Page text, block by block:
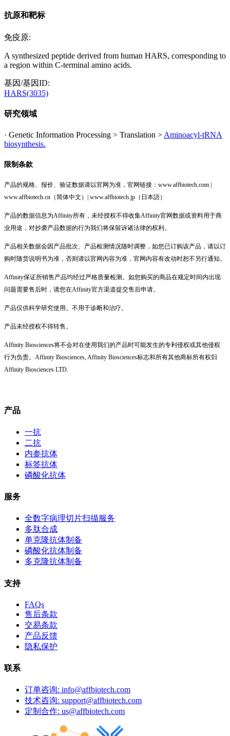
抗原和靶标
免疫原:
A synthesized peptide derived from human HARS, corresponding to
a region within C-terminal amino acids.
基因/基因ID:
HARS(3035)
研究领域
· Genetic Information Processing > Translation > Aminoacyl-tRNA
biosynthesis.
限制条款
产品的规格、报价、验证数据请以官网为准，官网链接：www.affbiotech.com |
www.affbiotech.cn（简体中文）| www.affbiotech.jp（日本語）
产品的数据信息为Affinity所有，未经授权不得收集Affinity官网数据或资料用于商
业用途，对抄袭产品数据的行为我们将保留诉诸法律的权利。
产品相关数据会因产品批次、产品检测情况随时调整，如您已订购该产品，请以订
购时随货说明书为准，否则请以官网内容为准，官网内容有改动时恕不另行通知。
Affinity保证所销售产品均经过严格质量检测。如您购买的商品在规定时间内出现
问题需要售后时，请您在Affinity官方渠道提交售后申请。
产品仅供科学研究使用。不用于诊断和治疗。
产品未经授权不得转售。
Affinity Biosciences将不会对在使用我们的产品时可能发生的专利侵权或其他侵权
行为负责。Affinity Biosciences, Affinity Biosciences标志和所有其他商标所有权归
Affinity Biosciences LTD.
产品
一抗
二抗
内参抗体
标签抗体
磷酸化抗体
服务
全数字病理切片扫描服务
多肽合成
单克隆抗体制备
磷酸化抗体制备
多克隆抗体制备
支持
FAQs
售后条款
交易条款
产品反馈
隐私保护
联系
订单咨询: info@affbiotech.com
技术咨询: support@affbiotech.com
定制合作: us@affbiotech.com